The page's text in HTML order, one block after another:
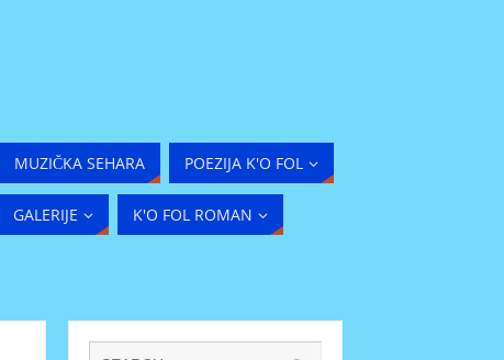
MUZIČKA SEHARA POEZIJA K'O FOL
GALERIJE K'O FOL ROMAN